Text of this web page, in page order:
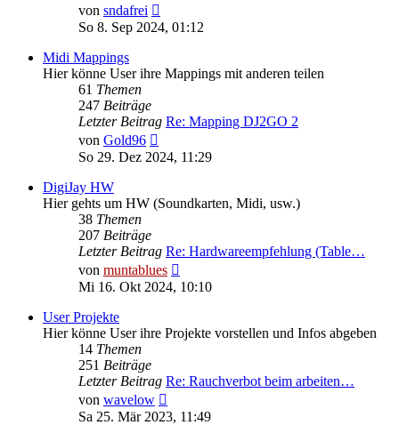
von sndafrei
Beitrag
So 8. Sep 2024, 01:12
Midi Mappings
Hier könne User ihre Mappings mit anderen teilen
61 Themen
247 Beiträge
Letzter Beitrag Re: Mapping DJ2GO 2
von Gold96
Beitrag
So 29. Dez 2024, 11:29
DigiJay HW
Hier gehts um HW (Soundkarten, Midi, usw.)
38 Themen
207 Beiträge
Letzter Beitrag Re: Hardwareempfehlung (Table…
von muntablues
Beitrag
Mi 16. Okt 2024, 10:10
User Projekte
Hier könne User ihre Projekte vorstellen und Infos abgeben
14 Themen
251 Beiträge
Letzter Beitrag Re: Rauchverbot beim arbeiten…
von wavelow
Beitrag
Sa 25. Mär 2023, 11:49